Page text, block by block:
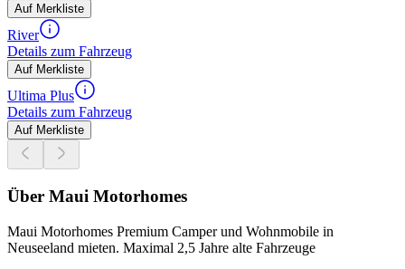
Auf Merkliste
River
Details zum Fahrzeug
Auf Merkliste
Ultima Plus
Details zum Fahrzeug
Auf Merkliste
Über Maui Motorhomes
Maui Motorhomes Premium Camper und Wohnmobile in
Neuseeland mieten. Maximal 2,5 Jahre alte Fahrzeuge